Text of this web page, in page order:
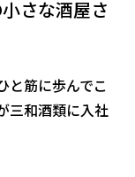
さな酒屋さ
と筋に歩んでこ
三和酒類に入社